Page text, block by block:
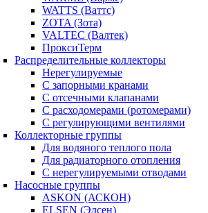
WATTS (Ваттс)
ZOTA (Зота)
VALTEC (Валтек)
ПроксиТерм
Распределительные коллекторы
Нерегулируемые
С запорными кранами
С отсечными клапанами
С расходомерами (ротомерами)
С регулирующими вентилями
Коллекторные группы
Для водяного теплого пола
Для радиаторного отопления
С нерегулируемыми отводами
Насосные группы
ASKON (АСКОН)
ELSEN (Элсен)